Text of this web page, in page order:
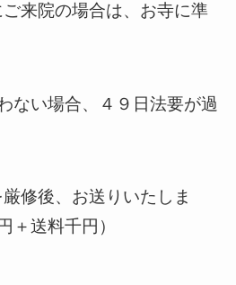
来院の場合は、お寺に準
ない場合、４９日法要が過
修後、お送りいたしま
＋送料千円）